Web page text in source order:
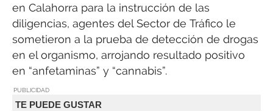
en Calahorra para la instrucción de las
diligencias, agentes del Sector de Tráfico le
sometieron a la prueba de detección de drogas
en el organismo, arrojando resultado positivo
en “anfetaminas” y “cannabis”.
PUBLICIDAD
TE PUEDE GUSTAR